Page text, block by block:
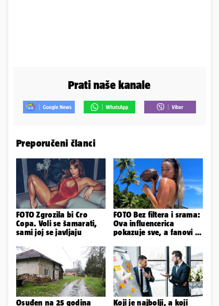
Prati naše kanale
Preporučeni članci
FOTO Zgrozila bi Cro
Copa. Voli se šamarati,
sami joj se javljaju
FOTO Bez filtera i srama:
Ova influencerica
pokazuje sve, a fanovi je
Osuđen na 25 godina
Koji je najbolji, a koji